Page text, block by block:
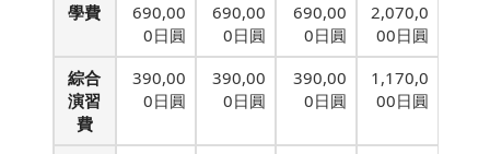
學費
690,00
0日圓
690,00
0日圓
690,00
0日圓
2,070,0
00日圓
綜合
演習
費
390,00
0日圓
390,00
0日圓
390,00
0日圓
1,170,0
00日圓